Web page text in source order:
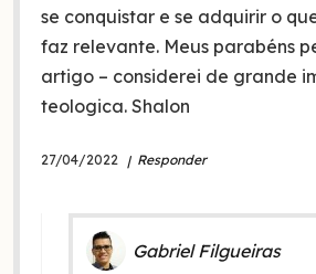
se conquistar e se adquirir o
faz relevante. Meus parabéns
artigo – considerei de grande
teologica. Shalon
27/04/2022 Responder
Gabriel Filgueiras